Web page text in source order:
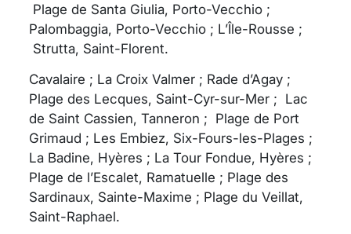
Plage de Santa Giulia, Porto-Vecchio ;
Palombaggia, Porto-Vecchio ; L’Île-Rousse ;
Strutta, Saint-Florent.
Cavalaire ; La Croix Valmer ; Rade d’Agay ;
Plage des Lecques, Saint-Cyr-sur-Mer ; Lac
de Saint Cassien, Tanneron ; Plage de Port
Grimaud ; Les Embiez, Six-Fours-les-Plages ;
La Badine, Hyères ; La Tour Fondue, Hyères ;
Plage de l’Escalet, Ramatuelle ; Plage des
Sardinaux, Sainte-Maxime ; Plage du Veillat,
Saint-Raphael.